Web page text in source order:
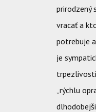
prirodzený
vracať a
potrebuje
je
„rýchlu